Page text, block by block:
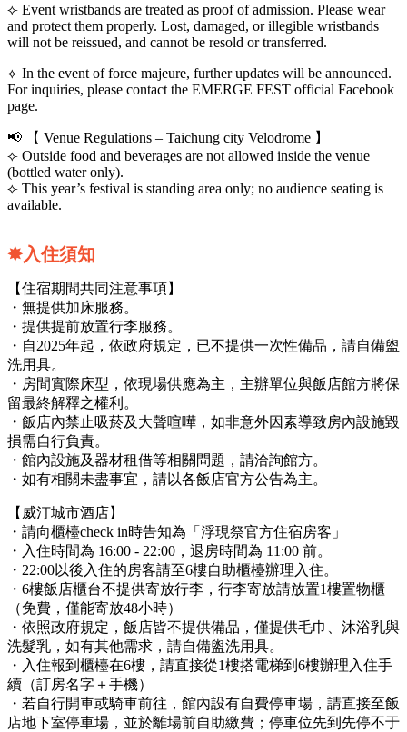
⟣ Event wristbands are treated as proof of admission. Please wear
and protect them properly. Lost, damaged, or illegible wristbands
will not be reissued, and cannot be resold or transferred.
⟣ In the event of force majeure, further updates will be announced.
For inquiries, please contact the EMERGE FEST official Facebook
page.
📢 【 Venue Regulations – Taichung city Velodrome 】
⟣ Outside food and beverages are not allowed inside the venue
(bottled water only).
⟣ This year’s festival is standing area only; no audience seating is
available.
✸入住須知
【住宿期間共同注意事項】
・無提供加床服務。
・提供提前放置行李服務。
・自2025年起，依政府規定，已不提供一次性備品，請自備盥
洗用具。
・房間實際床型，依現場供應為主，主辦單位與飯店館方將保
留最終解釋之權利。
・飯店內禁止吸菸及大聲喧嘩，如非意外因素導致房內設施毀
損需自行負責。
・館內設施及器材租借等相關問題，請洽詢館方。
・如有相關未盡事宜，請以各飯店官方公告為主。
【威汀城市酒店】
・請向櫃檯check in時告知為「浮現祭官方住宿房客」
・入住時間為 16:00 - 22:00，退房時間為 11:00 前。
・22:00以後入住的房客請至6樓自助櫃檯辦理入住。
・6樓飯店櫃台不提供寄放行李，行李寄放請放置1樓置物櫃
（免費，僅能寄放48小時）
・依照政府規定，飯店皆不提供備品，僅提供毛巾、沐浴乳與
洗髮乳，如有其他需求，請自備盥洗用具。
・入住報到櫃檯在6樓，請直接從1樓搭電梯到6樓辦理入住手
續（訂房名字＋手機）
・若自行開車或騎車前往，館內設有自費停車場，請直接至飯
店地下室停車場，並於離場前自助繳費；停車位先到先停不于